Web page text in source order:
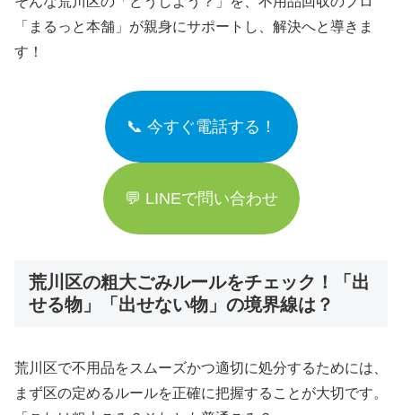
「まるっと本舗」が親身にサポートし、解決へと導きま
す！
📞 今すぐ電話する！
💬 LINEで問い合わせ
荒川区の粗大ごみルールをチェック！「出
せる物」「出せない物」の境界線は？
荒川区で不用品をスムーズかつ適切に処分するためには、
まず区の定めるルールを正確に把握することが大切です。